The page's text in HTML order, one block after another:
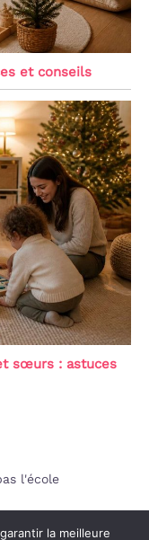
et conseils
sœurs : astuces
l'école
la meilleure